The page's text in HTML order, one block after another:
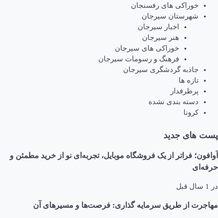
خوراکی های رفسنجان
شهرستان سیرجان
اخبار سیرجان
هنر سیرجان
خوراکی های سیرجان
فرهنگ و رسومات سیرجان
جاذبه گردشگری سیرجان
تازه ها
پرطرفدار
دسته بندی نشده
کرونا
پست های جدید
آوافون؛ فراتر از یک فروشگاه موبایل، تجربه‌ای نو از خرید مطمئن و
حرفه‌ای
در 1 سال قبل
مهاجرت از طریق سرمایه گذاری: فرصت‌ها و مسیرهای آن